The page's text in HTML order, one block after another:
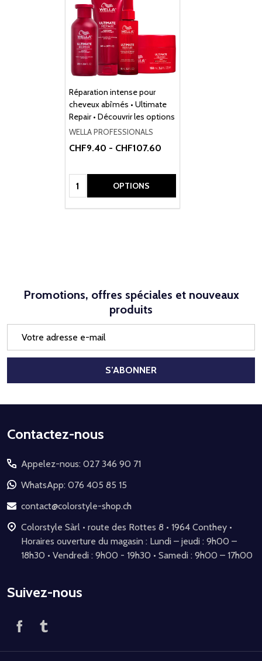
Réparation intense pour
cheveux abîmés • Ultimate
Repair • Découvrir les options
WELLA PROFESSIONALS
CHF9.40 - CHF107.60
Quantité: OPTIONS
Promotions, offres spéciales et nouveaux
produits
mail
S’ABONNER
Début
pied
de
page
Contactez-nous
Appelez-nous: 027 346 90 71
WhatsApp: 076 405 85 15
contact@colorstyle-shop.ch
Colorstyle Sàrl • route des Rottes 8 • 1964 Conthey •
Horaires ouverture du magasin : Lundi – jeudi : 9h00 –
18h30 • Vendredi : 9h00 - 19h30 • Samedi : 9h00 – 17h00
Suivez-nous